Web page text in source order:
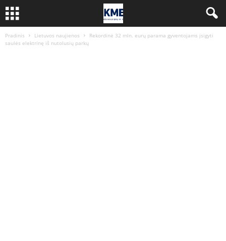
Pradinis Lietuvos naujienos
Rekordinė 32 mln. eurų parama gyventojams įsigyti
saulės elektrinę iš nutolusių parkų